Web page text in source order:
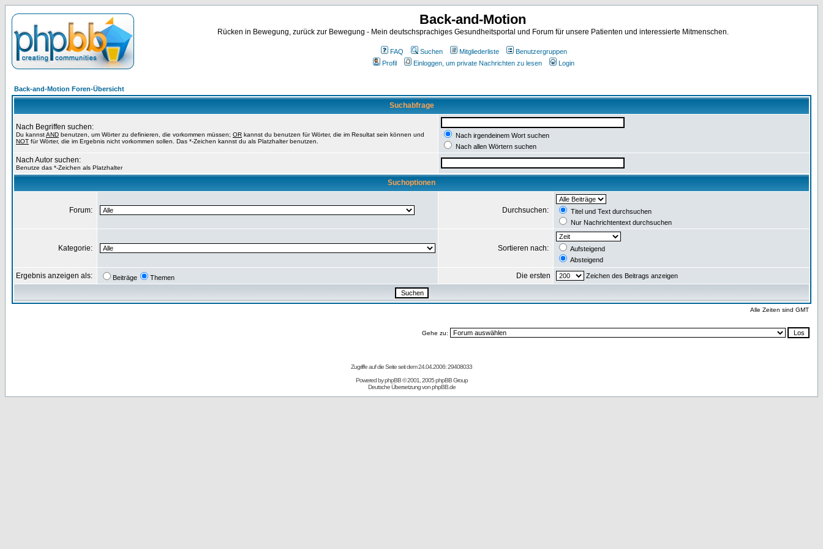
Back-and-Motion
Rücken in Bewegung, zurück zur Bewegung - Mein deutschsprachiges Gesundheitsportal und Forum für unsere Patienten und interessierte Mitmenschen.
FAQ Suchen Mitgliederliste
Benutzergruppen
Profil
Einloggen, um private Nachrichten zu lesen Login
Back-and-Motion Foren-Übersicht
Suchabfrage
Nach Begriffen suchen:
Du kannstAND benutzen, um Wörter zu definieren, die vorkommen müssen; OR kannst du benutzen für Wörter, die im Resultat sein können und
NOT für Wörter, die im Ergebnis nicht vorkommen sollen. Das *-Zeichen kannst du als Platzhalter benutzen.
Nach irgendeinem Wort suchen
Nach allen Wörtern suchen
Nach Autor suchen:
Benutze das *-Zeichen als Platzhalter
Suchoptionen
Forum: Durchsuchen:
Titel und Text durchsuchen
Nur Nachrichtentext durchsuchen
Kategorie: Sortieren nach:
Aufsteigend
Absteigend
Ergebnis anzeigen als: Beiträge Themen Die ersten Zeichen des Beitrags anzeigen
Alle Zeiten sind GMT
Gehe zu:
Zugriffe auf die Seite seit dem 24.04.2006: 29408033
Powered byphpBB© 2001, 2005 phpBB Group
Deutsche Übersetzung vonphpBB.de